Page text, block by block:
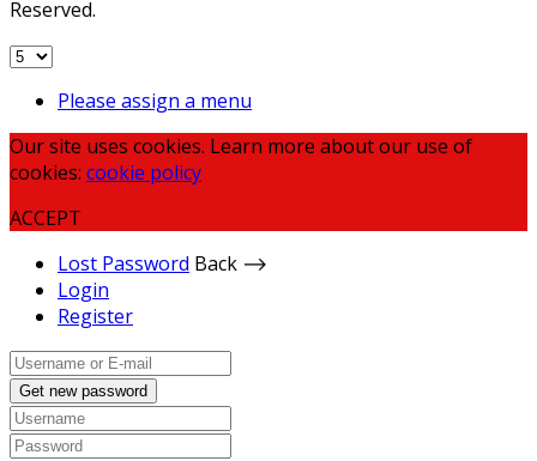
Reserved.
Please assign a menu
Our site uses cookies. Learn more about our use of
cookies: cookie policy
ACCEPT
Lost Password Back ⟶
Login
Register
Get new password